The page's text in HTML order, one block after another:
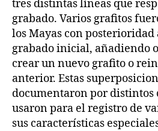
tres distintas líneas que
grabado. Varios grafitos
los Mayas con posterioridad
grabado inicial, añadiendo
crear un nuevo grafito o
anterior. Estas
documentaron por distintos
usaron para el registro de
sus características